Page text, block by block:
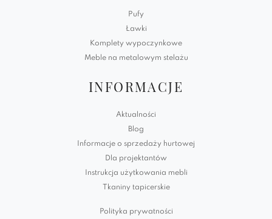
Pufy
Ławki
Komplety wypoczynkowe
Meble na metalowym stelażu
INFORMACJE
Aktualności
Blog
Informacje o sprzedaży hurtowej
Dla projektantów
Instrukcja użytkowania mebli
Tkaniny tapicerskie
Polityka prywatności